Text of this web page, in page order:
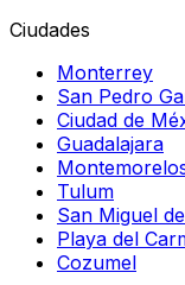
Ciudades
Monterrey
San Pedro
Ciudad de
Guadalajara
Tulum
San Miguel
Playa del
Cozumel